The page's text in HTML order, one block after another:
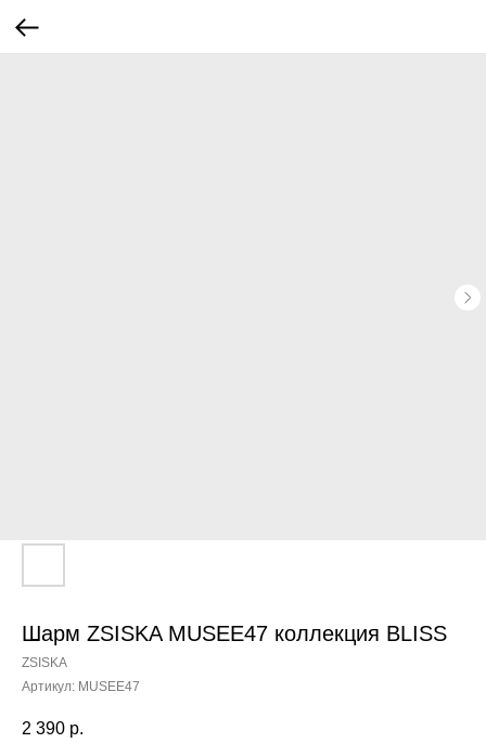
Шарм ZSISKA MUSEE47 коллекция BLISS
ZSISKA
Артикул: MUSEE47
2 390 р.